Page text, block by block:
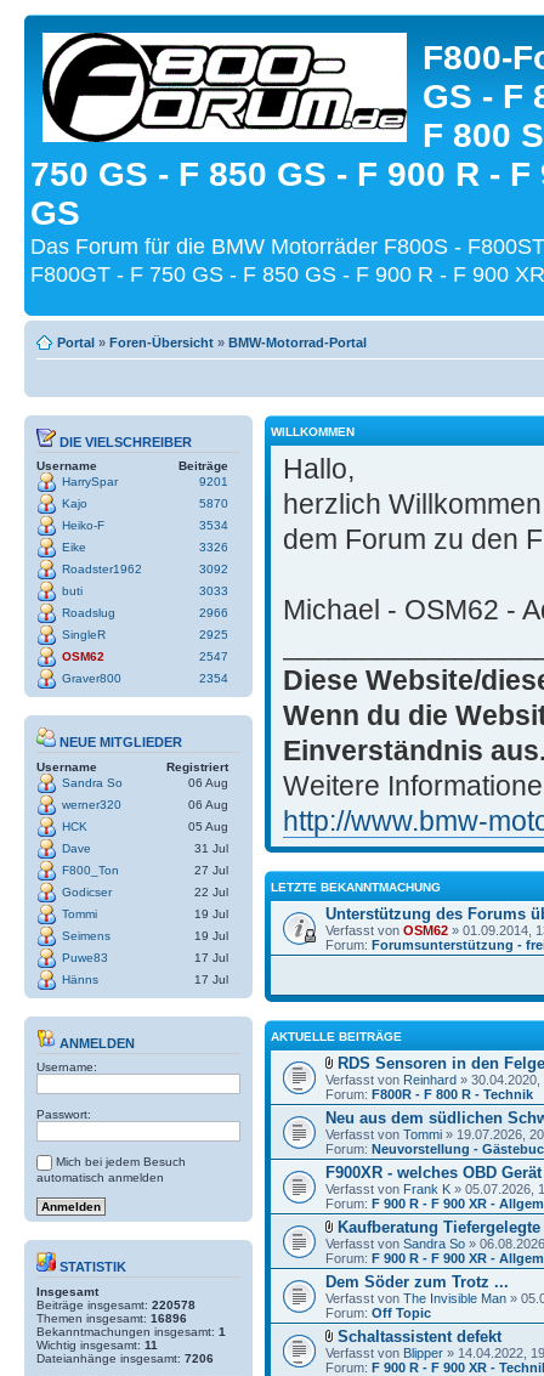
F800-
GS - F
F 800
750 GS - F 850 GS - F 900 R - F
GS
Das Forum für die BMW Motorräder F800S -
F800GT - F 750 GS - F 850 GS - F 900 R - F 900
Portal » Foren-Übersicht » BMW-Motorrad-Portal
DIE VIELSCHREIBER
Username
Beiträge
HarrySpar
9201
Kajo
5870
Heiko-F
3534
Eike
3326
Roadster1962
3092
buti
3033
Roadslug
2966
SingleR
2925
OSM62
2547
Graver800
2354
NEUE MITGLIEDER
Username
Registriert
Sandra So
06 Aug
werner320
06 Aug
HCK
05 Aug
Dave
31 Jul
F800_Ton
27 Jul
Godicser
22 Jul
Tommi
19 Jul
Seimens
19 Jul
Puwe83
17 Jul
Hänns
17 Jul
ANMELDEN
Username:
Passwort:
Mich bei jedem Besuch
automatisch anmelden
STATISTIK
Insgesamt
Beiträge insgesamt: 220578
Themen insgesamt: 16896
Bekanntmachungen insgesamt: 1
Wichtig insgesamt: 11
Dateianhänge insgesamt: 7206
WILLKOMMEN
Hallo,
herzlich
dem Forum zu den
Michael - OSM62 -
Diese Website/
Wenn du die
Einverständnis
Weitere
http://www.bmw-
LETZTE BEKANNTMACHUNG
Unterstützung des Forums
Verfasst von OSM62 » 01.09.2014,
Forum: Forumsunterstützung -
AKTUELLE BEITRÄGE
RDS Sensoren in den
Verfasst von Reinhard » 30.04.2020,
Forum: F800R - F 800 R - Technik
Neu aus dem südlichen
Verfasst von Tommi » 19.07.2026,
Forum: Neuvorstellung -
F900XR - welches OBD
Verfasst von Frank K » 05.07.2026,
Forum: F 900 R - F 900 XR -
Kaufberatung Tiefergelegte
Verfasst von Sandra So »
Forum: F 900 R - F 900 XR -
Dem Söder zum Trotz ...
Verfasst von The Invisible Man »
Forum: Off Topic
Schaltassistent defekt
Verfasst von Blipper » 14.04.2022,
Forum: F 900 R - F 900 XR -